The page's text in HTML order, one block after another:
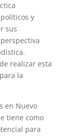
y
sus
realizar esta
la
en Nuevo
tiene como
para